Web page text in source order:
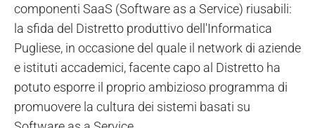
componenti SaaS (Software as a Service) riusabili:
la sfida del Distretto produttivo dell'Informatica
Pugliese, in occasione del quale il network di aziende
e istituti accademici, facente capo al Distretto ha
potuto esporre il proprio ambizioso programma di
promuovere la cultura dei sistemi basati su